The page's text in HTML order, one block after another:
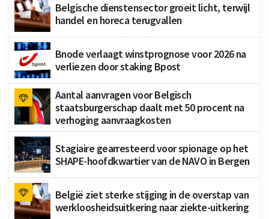
Belgische dienstensector groeit licht, terwijl
handel en horeca terugvallen
Bnode verlaagt winstprognose voor 2026 na
verliezen door staking Bpost
Aantal aanvragen voor Belgisch
staatsburgerschap daalt met 50 procent na
verhoging aanvraagkosten
Stagiaire gearresteerd voor spionage op het
SHAPE-hoofdkwartier van de NAVO in Bergen
België ziet sterke stijging in de overstap van
werkloosheidsuitkering naar ziekte-uitkering